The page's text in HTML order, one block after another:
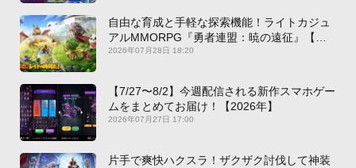
自由な育成と手軽な探索機能！ライトカジュ
アルMMORPG『勇者連盟：暁の遠征』【最
新作PICKUP】
2026年07月28日 18:20
【7/27〜8/2】今週配信される新作スマホゲー
ムをまとめてお届け！【2026年】
2026年07月27日 17:00
片手で爽快ハクスラ！ザクザク討伐して神装